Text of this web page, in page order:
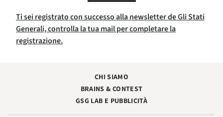
Ti sei registrato con successo alla newsletter de Gli Stati
Generali, controlla la tua mail per completare la
registrazione.
CHI SIAMO
BRAINS & CONTEST
GSG LAB E PUBBLICITÀ